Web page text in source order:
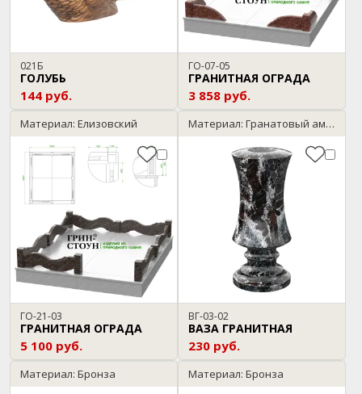
021Б
ГОЛУБЬ
144 руб.
ГО-07-05
ГРАНИТНАЯ ОГРАДА
3 858 руб.
Материал: Елизовский
ГО-21-03
ГРАНИТНАЯ ОГРАДА
5 100 руб.
Материал: Гранатовый амфиболит
ВГ-03-02
ВАЗА ГРАНИТНАЯ
230 руб.
Материал: Бронза Материал: Бронза